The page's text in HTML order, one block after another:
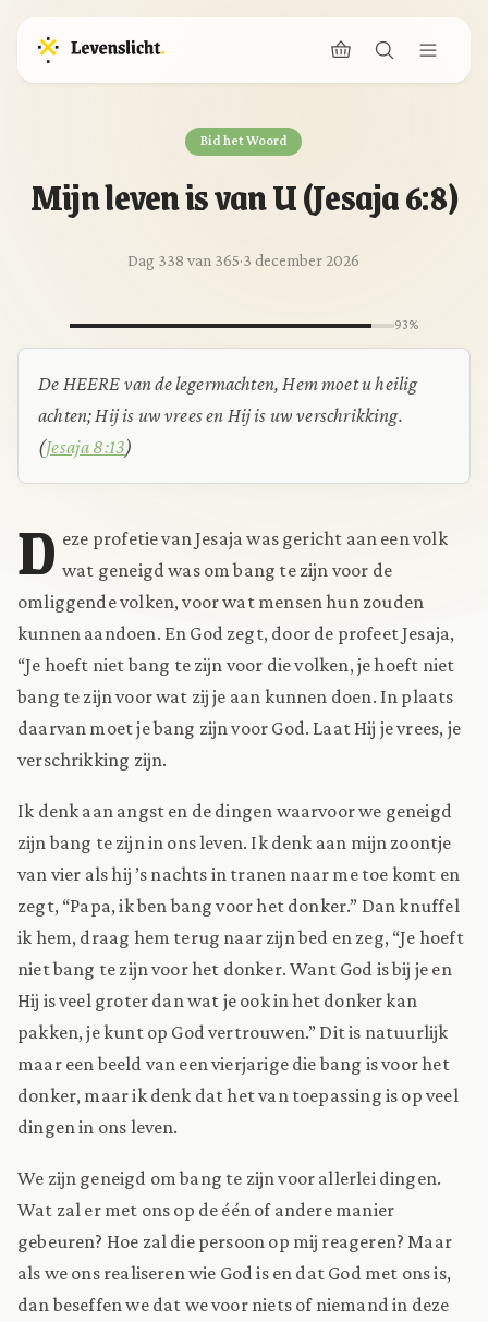
Bid het Woord
Mijn leven is van U (Jesaja 6:8)
Dag 338 van 365·3 december 2026
93%
De HEERE van de legermachten, Hem moet u heilig
achten; Hij is uw vrees en Hij is uw verschrikking.
(Jesaja 8:13)
D eze profetie van Jesaja was gericht aan een volk
wat geneigd was om bang te zijn voor de
omliggende volken, voor wat mensen hun zouden
kunnen aandoen. En God zegt, door de profeet Jesaja,
“Je hoeft niet bang te zijn voor die volken, je hoeft niet
bang te zijn voor wat zij je aan kunnen doen. In plaats
daarvan moet je bang zijn voor God. Laat Hij je vrees, je
verschrikking zijn.
Ik denk aan angst en de dingen waarvoor we geneigd
zijn bang te zijn in ons leven. Ik denk aan mijn zoontje
van vier als hij ’s nachts in tranen naar me toe komt en
zegt, “Papa, ik ben bang voor het donker.” Dan knuffel
ik hem, draag hem terug naar zijn bed en zeg, “Je hoeft
niet bang te zijn voor het donker. Want God is bij je en
Hij is veel groter dan wat je ook in het donker kan
pakken, je kunt op God vertrouwen.” Dit is natuurlijk
maar een beeld van een vierjarige die bang is voor het
donker, maar ik denk dat het van toepassing is op veel
dingen in ons leven.
We zijn geneigd om bang te zijn voor allerlei dingen.
Wat zal er met ons op de één of andere manier
gebeuren? Hoe zal die persoon op mij reageren? Maar
als we ons realiseren wie God is en dat God met ons is,
dan beseffen we dat we voor niets of niemand in deze